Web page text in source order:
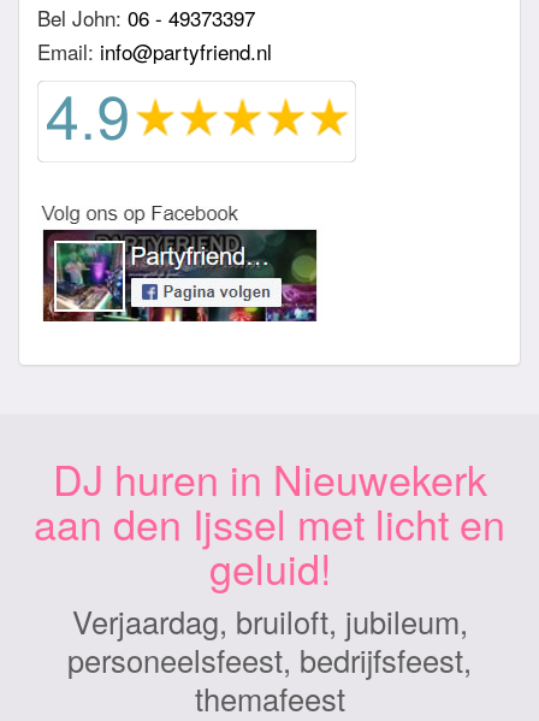
Bel John: 06 - 49373397
Email: info@partyfriend.nl
DJ huren in Nieuwekerk
aan den Ijssel met licht en
geluid!
Verjaardag, bruiloft, jubileum,
personeelsfeest, bedrijfsfeest,
themafeest